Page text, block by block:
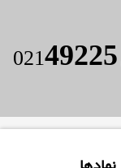
02149225